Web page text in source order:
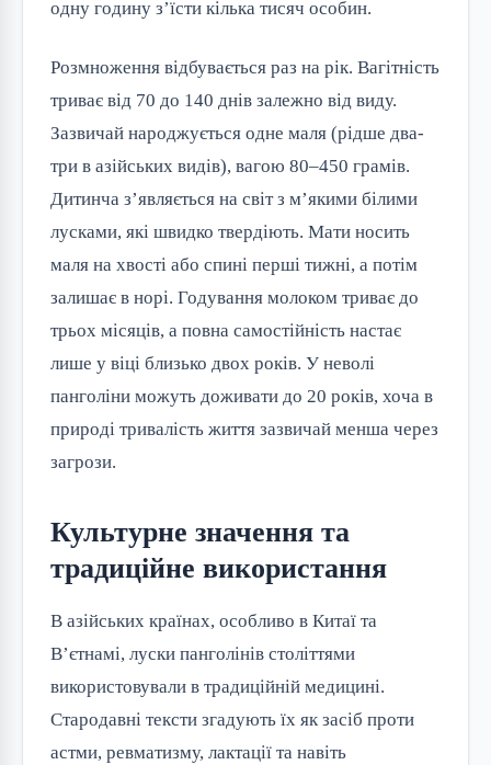
одну годину з’їсти кілька тисяч особин.
Розмноження відбувається раз на рік. Вагітність
триває від 70 до 140 днів залежно від виду.
Зазвичай народжується одне маля (рідше два-
три в азійських видів), вагою 80–450 грамів.
Дитинча з’являється на світ з м’якими білими
лусками, які швидко твердіють. Мати носить
маля на хвості або спині перші тижні, а потім
залишає в норі. Годування молоком триває до
трьох місяців, а повна самостійність настає
лише у віці близько двох років. У неволі
панголіни можуть доживати до 20 років, хоча в
природі тривалість життя зазвичай менша через
загрози.
Культурне значення та
традиційне використання
В азійських країнах, особливо в Китаї та
В’єтнамі, луски панголінів століттями
використовували в традиційній медицині.
Стародавні тексти згадують їх як засіб проти
астми, ревматизму, лактації та навіть